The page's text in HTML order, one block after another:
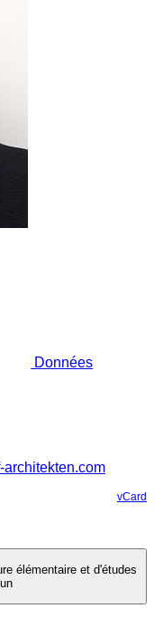
Données
architekten.com
vCard
élémentaire et d'études